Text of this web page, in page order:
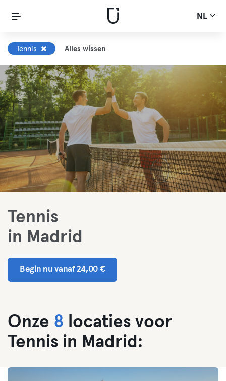
NL
Tennis Alles wissen
Tennis
in Madrid
Begin nu vanaf 24,00 €
Onze 8 locaties voor
Tennis in Madrid: